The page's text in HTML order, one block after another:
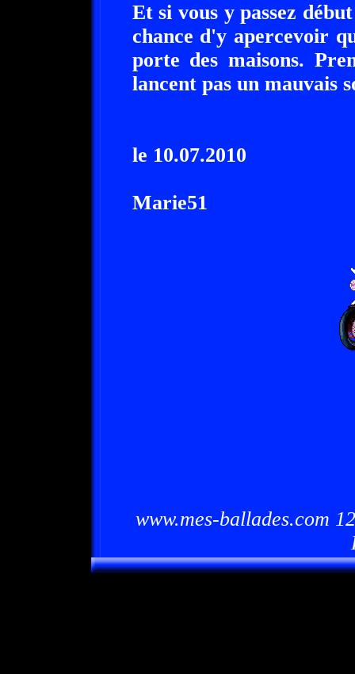
Et si vous y passez
chance d'y apercevoir
porte des maisons.
lancent pas un mauvais
le 10.07.2010
Marie51
www.mes-ballades.com